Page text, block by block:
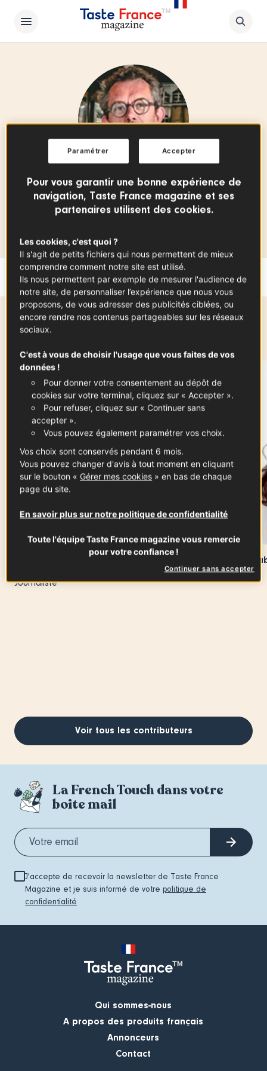
Chef au restaurant Casse Croûte
Sylvain Soulard
Autres contributeurs
Journaliste
Ysabel
Food Stylist
Voir tous les contributeurs
La French Touch dans votre
boite mail
J'accepte de recevoir la newsletter de Taste France
Magazine et je suis informé de votre politique de
confidentialité
Qui sommes-nous
A propos des produits français
Annonceurs
Contact
Pour vous garantir une bonne expérience de
navigation, Taste France magazine et ses
partenaires utilisent des cookies.
Les cookies, c'est quoi ?
Il s'agit de petits fichiers qui nous permettent de mieux
comprendre comment notre site est utilisé.
Ils nous permettent par exemple de mesurer l'audience de
notre site, de personnaliser l’expérience que nous vous
proposons, de vous adresser des publicités ciblées, ou
encore rendre nos contenus partageables sur les réseaux
sociaux.
C'est à vous de choisir l'usage que vous faites de vos
données !
Pour donner votre consentement au dépôt de
cookies sur votre terminal, cliquez sur « Accepter ».
Pour refuser, cliquez sur « Continuer sans
accepter ».
Vous pouvez également paramétrer vos choix.
Vos choix sont conservés pendant 6 mois.
Vous pouvez changer d'avis à tout moment en cliquant
sur le bouton « Gérer mes cookies » en bas de chaque
page du site.
En savoir plus sur notre politique de confidentialité
Toute l'équipe Taste France magazine vous remercie
pour votre confiance !
Continuer sans accepter
Accepter
Paramétrer